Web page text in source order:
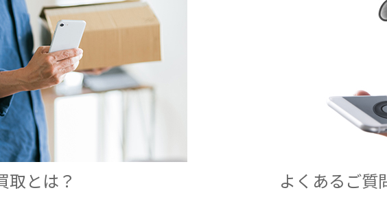
取とは？ よくあるご質